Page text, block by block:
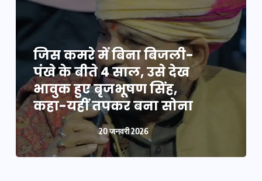
जिस कमरे में बिना बिजली-
पंखे के बीते 4 साल, उसे देख
भावुक हुए बृजभूषण सिंह,
कहा-यहीं तपकर बना सोना
20 जनवरी 2026